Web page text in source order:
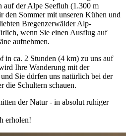
auf derAlpe Seefluh (1.300 m
den Sommer mit unseren Kühen und
Bregenzerwälder Alp-
wenn Sie einen Ausflug auf
aufnehmen.
in ca. 2 Stunden (4 km) zu uns auf
Ihre Wanderung mit der
Sie dürfen uns natürlich bei der
die Schultern schauen.
der Natur- in absolut ruhiger
erholen!